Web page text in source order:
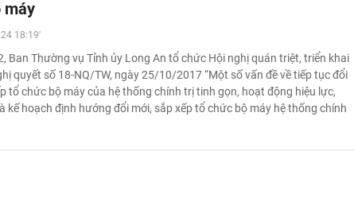
máy
18:19'
Ban Thường vụ Tỉnh ủy Long An tổ chức Hội nghị quán triệt, triển khai
quyết số 18-NQ/TW, ngày 25/10/2017 “Một số vấn đề về tiếp tục đổi
tổ chức bộ máy của hệ thống chính trị tinh gọn, hoạt động hiệu lực,
kế hoạch định hướng đổi mới, sắp xếp tổ chức bộ máy hệ thống chính